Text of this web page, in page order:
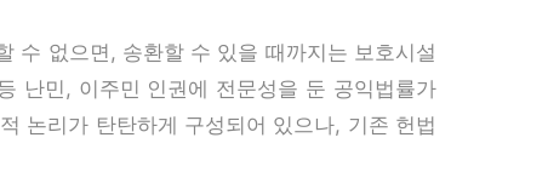
수 없으면, 송환할 수 있을 때까지는 보호시설
난민, 이주민 인권에 전문성을 둔 공익법률가
논리가 탄탄하게 구성되어 있으나, 기존 헌법